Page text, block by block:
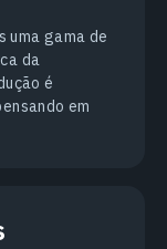
uma gama de
da
é
em